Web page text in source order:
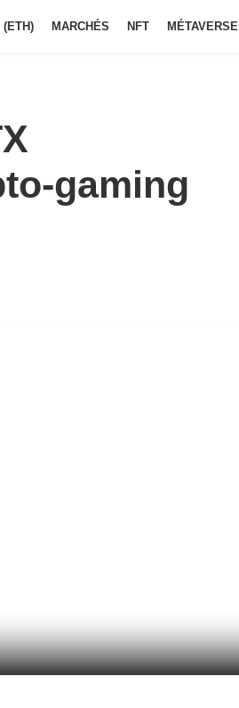
(ETH) MARCHÉS NFT MÉTAVERSE
gaming